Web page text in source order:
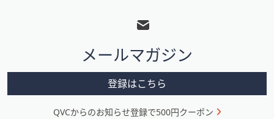
メ
ニ
メールマガジン
登録はこちら
QVCからのお知らせ登録で500円クーポン